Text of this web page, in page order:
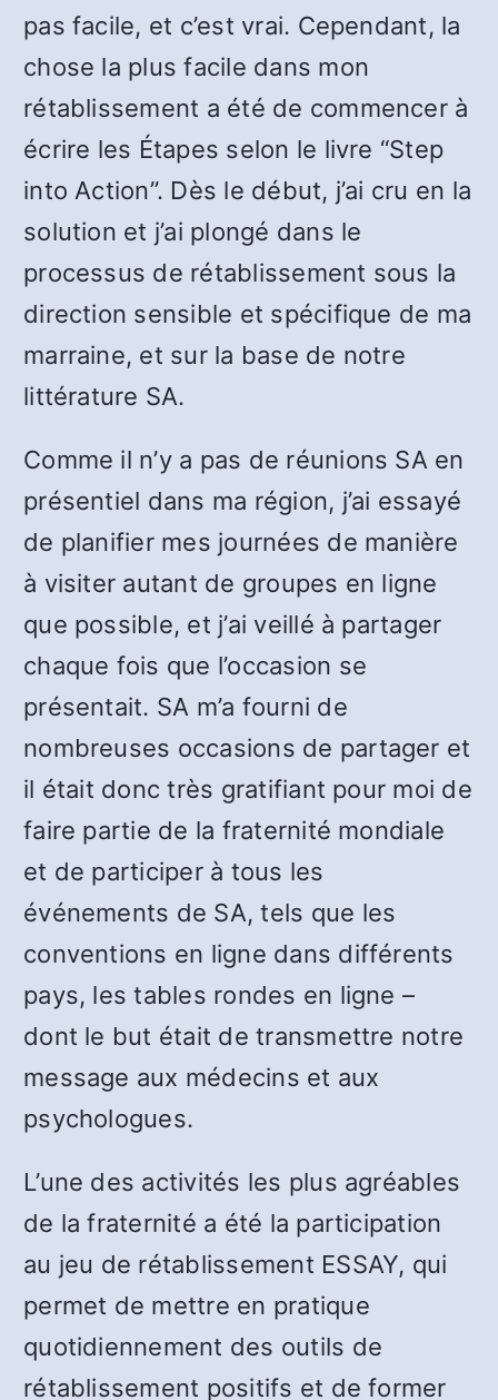
pas facile, et c’est vrai. Cependant, la
chose la plus facile dans mon
rétablissement a été de commencer à
écrire les Étapes selon le livre “Step
into Action”. Dès le début, j’ai cru en la
solution et j’ai plongé dans le
processus de rétablissement sous la
direction sensible et spécifique de ma
marraine, et sur la base de notre
littérature SA.
Comme il n’y a pas de réunions SA en
présentiel dans ma région, j’ai essayé
de planifier mes journées de manière
à visiter autant de groupes en ligne
que possible, et j’ai veillé à partager
chaque fois que l’occasion se
présentait. SA m’a fourni de
nombreuses occasions de partager et
il était donc très gratifiant pour moi de
faire partie de la fraternité mondiale
et de participer à tous les
événements de SA, tels que les
conventions en ligne dans différents
pays, les tables rondes en ligne –
dont le but était de transmettre notre
message aux médecins et aux
psychologues.
L’une des activités les plus agréables
de la fraternité a été la participation
au jeu de rétablissement ESSAY, qui
permet de mettre en pratique
quotidiennement des outils de
rétablissement positifs et de former